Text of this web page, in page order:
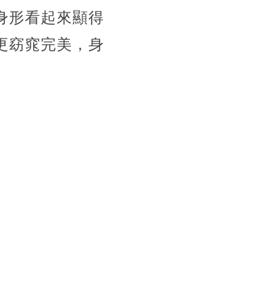
形看起來顯得
窈窕完美，身